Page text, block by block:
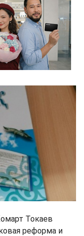
Токаев
реформа и